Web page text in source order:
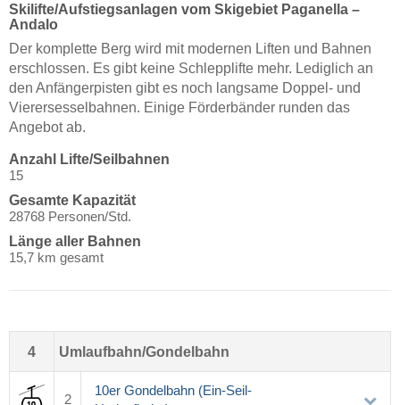
Skilifte/Aufstiegsanlagen vom Skigebiet Paganella –
Andalo
Der komplette Berg wird mit modernen Liften und Bahnen
erschlossen. Es gibt keine Schlepplifte mehr. Lediglich an
den Anfängerpisten gibt es noch langsame Doppel- und
Vierersesselbahnen. Einige Förderbänder runden das
Angebot ab.
Anzahl Lifte/Seilbahnen
15
Gesamte Kapazität
28768 Personen/Std.
Länge aller Bahnen
15,7 km gesamt
4 Umlaufbahn/Gondelbahn
2
10er Gondelbahn (Ein-Seil-